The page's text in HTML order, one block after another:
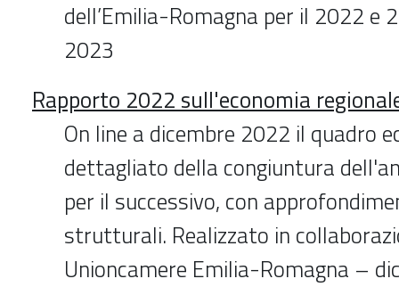
dell’Emilia-Romagna per il 2022 e
2023
Rapporto 2022 sull'economia
On line a dicembre 2022 il quadro
dettagliato della congiuntura
per il successivo, con
strutturali. Realizzato in
Unioncamere Emilia-Romagna –